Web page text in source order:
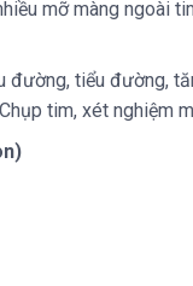
mỡ màng ngoài
đường, tiểu đường,
tim, xét nghiệm